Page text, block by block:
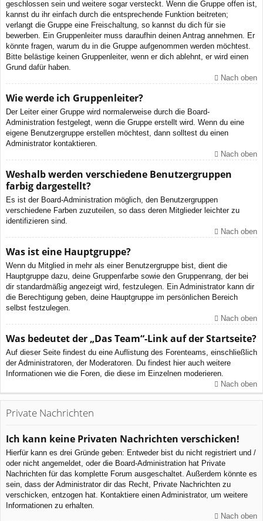
geschlossen sein und weitere sogar versteckt. Wenn die Gruppe offen ist,
kannst du ihr einfach durch die entsprechende Funktion beitreten;
verlangt die Gruppe eine Freischaltung, so kannst du dich für sie
bewerben. Ein Gruppenleiter muss daraufhin deinen Antrag annehmen. Er
könnte fragen, warum du in die Gruppe aufgenommen werden möchtest.
Bitte belästige keinen Gruppenleiter, wenn er dich ablehnt, er wird einen
Grund dafür haben.
Nach oben
Wie werde ich Gruppenleiter?
Der Leiter einer Gruppe wird normalerweise durch die Board-
Administration festgelegt, wenn die Gruppe erstellt wird. Wenn du eine
eigene Benutzergruppe erstellen möchtest, dann solltest du einen
Administrator kontaktieren.
Nach oben
Weshalb werden verschiedene Benutzergruppen
farbig dargestellt?
Es ist der Board-Administration möglich, den Benutzergruppen
verschiedene Farben zuzuteilen, so dass deren Mitglieder leichter zu
identifizieren sind.
Nach oben
Was ist eine Hauptgruppe?
Wenn du Mitglied in mehr als einer Benutzergruppe bist, dient die
Hauptgruppe dazu, deine Gruppenfarbe sowie den Gruppenrang, der bei
dir standardmäßig angezeigt wird, festzulegen. Ein Administrator kann dir
die Berechtigung geben, deine Hauptgruppe im persönlichen Bereich
selbst festzulegen.
Nach oben
Was bedeutet der „Das Team“-Link auf der Startseite?
Auf dieser Seite findest du eine Auflistung des Forenteams, einschließlich
der Administratoren, der Moderatoren. Du findest hier auch weitere
Informationen wie die Foren, die diese im Einzelnen moderieren.
Nach oben
Private Nachrichten
Ich kann keine Privaten Nachrichten verschicken!
Hierfür kann es drei Gründe geben: Entweder bist du nicht registriert und /
oder nicht angemeldet, oder die Board-Administration hat Private
Nachrichten für das komplette Forum ausgeschaltet. Außerdem könnte es
sein, dass der Administrator dir das Recht, Private Nachrichten zu
verschicken, entzogen hat. Kontaktiere einen Administrator, um weitere
Informationen zu erhalten.
Nach oben